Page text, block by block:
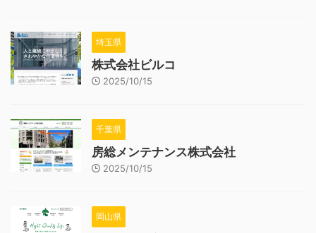
埼玉県
株式会社ビルコ
2025/10/15
千葉県
房総メンテナンス株式会社
2025/10/15
岡山県